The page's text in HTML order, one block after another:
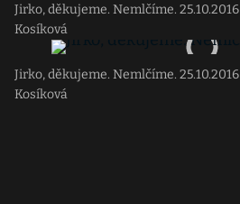
Jirko, děkujeme. Nemlčíme. 25.10.2016
Kosíková
Jirko, děkujeme. Nemlčíme. 25.10.2016
Kosíková